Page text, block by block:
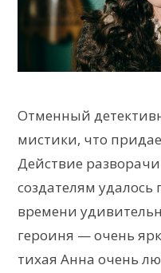
Отменный
мистики, что
Действие
создателям удалось
времени
героиня — очень
тихая Анна очень